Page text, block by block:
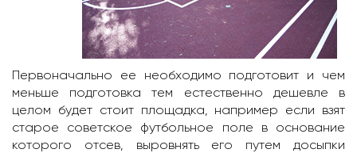
Первоначально ее необходимо подготовит и чем
меньше подготовка тем естественно дешевле в
целом будет стоит площадка, например если взят
старое советское футбольное поле в основание
которого отсев, выровнять его путем досыпки